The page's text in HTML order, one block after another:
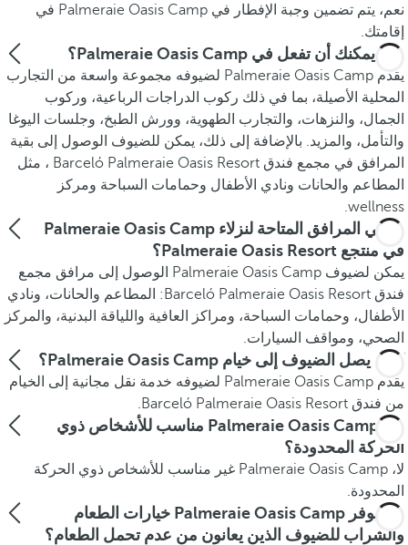
نعم، يتم تضمين وجبة الإفطار في Palmeraie Oasis Camp في
إقامتك.
ماذا يمكنك أن تفعل في Palmeraie Oasis Camp؟
يقدم Palmeraie Oasis Camp لضيوفه مجموعة واسعة من التجارب
المحلية الأصيلة، بما في ذلك ركوب الدراجات الرباعية، وركوب
الجمال، والنزهات، والتجارب الطهوية، وورش الطبخ، وجلسات اليوغا
والتأمل، والمزيد. بالإضافة إلى ذلك، يمكن للضيوف الوصول إلى بقية
المرافق في مجمع فندق Barceló Palmeraie Oasis Resort ، مثل
المطاعم والحانات ونادي الأطفال وحمامات السباحة ومركز
wellness.
ما هي المرافق المتاحة لنزلاء Palmeraie Oasis Camp
في منتجع Palmeraie Oasis Resort؟
يمكن لضيوف Palmeraie Oasis Camp الوصول إلى مرافق مجمع
فندق Barceló Palmeraie Oasis Resort: المطاعم والحانات، ونادي
الأطفال، وحمامات السباحة، ومراكز العافية واللياقة البدنية، والمركز
الصحي، ومواقف السيارات.
كيف يصل الضيوف إلى خيام Palmeraie Oasis Camp؟
يقدم Palmeraie Oasis Camp لضيوفه خدمة نقل مجانية إلى الخيام
من فندق Barceló Palmeraie Oasis Resort.
هل Palmeraie Oasis Camp مناسب للأشخاص ذوي
الحركة المحدودة؟
لا، Palmeraie Oasis Camp غير مناسب للأشخاص ذوي الحركة
المحدودة.
هل يوفر Palmeraie Oasis Camp خيارات الطعام
والشراب للضيوف الذين يعانون من عدم تحمل الطعام؟